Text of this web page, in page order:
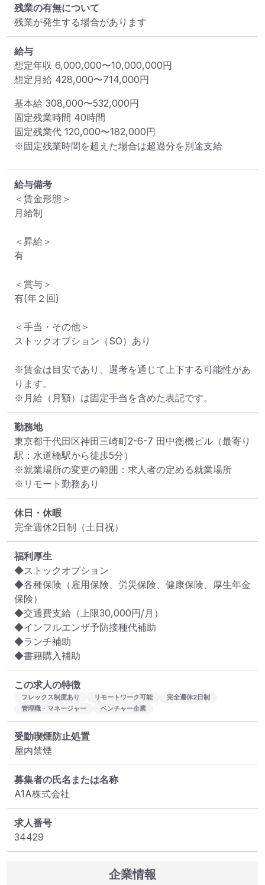
残業の有無について
残業が発生する場合があります
給与
想定年収 6,000,000〜10,000,000円
想定月給 428,000〜714,000円
基本給 308,000〜532,000円
固定残業時間 40時間
固定残業代 120,000〜182,000円
※固定残業時間を超えた場合は超過分を別途支給
給与備考
＜賃金形態＞
月給制
＜昇給＞
有
＜賞与＞
有(年２回)
＜手当・その他＞
ストックオプション（SO）あり
※賃金は目安であり、選考を通じて上下する可能性があ
ります。
※月給（月額）は固定手当を含めた表記です。
勤務地
東京都千代田区神田三崎町2-6-7 田中衡機ビル （最寄り
駅：水道橋駅から徒歩5分）
※就業場所の変更の範囲：求人者の定める就業場所
※リモート勤務あり
休日・休暇
完全週休2日制（土日祝）
福利厚生
◆ストックオプション
◆各種保険（雇用保険、労災保険、健康保険、厚生年金
保険）
◆交通費支給（上限30,000円/月）
◆インフルエンザ予防接種代補助
◆ランチ補助
◆書籍購入補助
この求人の特徴
フレックス制度あり リモートワーク可能
完全週休2日制
管理職・マネージャー
ベンチャー企業
受動喫煙防止処置
屋内禁煙
募集者の氏名または名称
A1A株式会社
求人番号
34429
企業情報